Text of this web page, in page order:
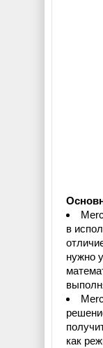
в
нужно
как